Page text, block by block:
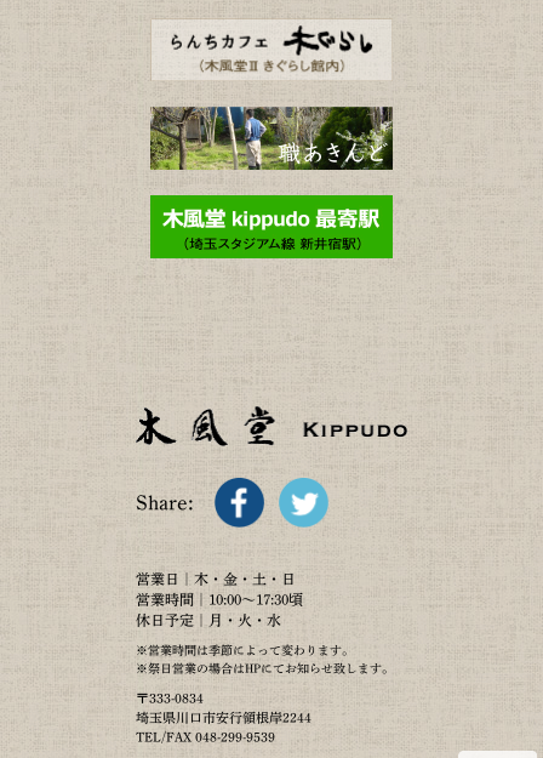
Share:
営業日｜木・金・土・日
営業時間｜10:00～17:30頃
休日予定｜月・火・水
※営業時間は季節によって変わります。
※祭日営業の場合はHPにてお知らせ致します。
〒333-0834
埼玉県川口市安行領根岸2244
TEL/FAX 048-299-9539